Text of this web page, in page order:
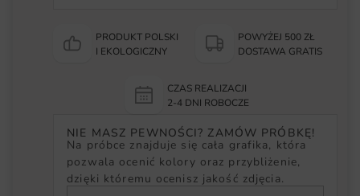
PRODUKT POLSKI
I EKOLOGICZNY
POWYŻEJ 500 ZŁ
DOSTAWA GRATIS
CZAS REALIZACJI
2-4 DNI ROBOCZE
NIE MASZ PEWNOŚCI? ZAMÓW PRÓBKĘ!
Na próbce znajduje się cała grafika, która
pozwala ocenić kolory oraz przybliżenie,
dzięki któremu ocenisz jakość zdjęcia.